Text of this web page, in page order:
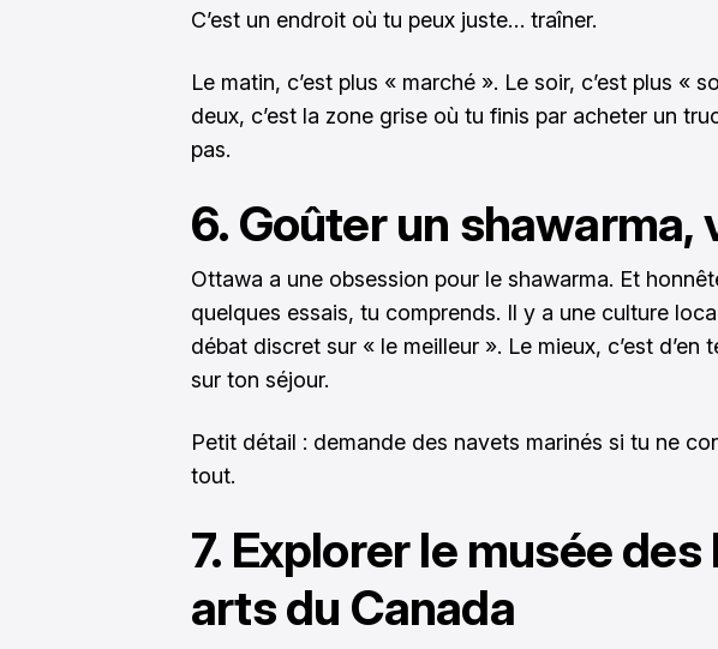
C’est un endroit où tu peux juste… traîner.
Le matin, c’est plus « marché ». Le soir, c’est plus «
deux, c’est la zone grise où tu finis par acheter un
pas.
6. Goûter un shawarma,
Ottawa a une obsession pour le shawarma. Et
quelques essais, tu comprends. Il y a une culture
débat discret sur « le meilleur ». Le mieux, c’est d’en
sur ton séjour.
Petit détail : demande des navets marinés si tu ne
tout.
7. Explorer le musée
arts du Canada